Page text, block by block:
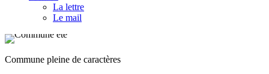
La lettre
Le mail
Commune pleine de caractères